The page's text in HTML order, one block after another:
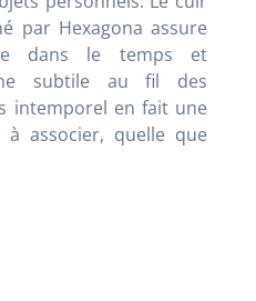
par Hexagona assure
dans le temps et
subtile au fil des
intemporel en fait une
à associer, quelle que